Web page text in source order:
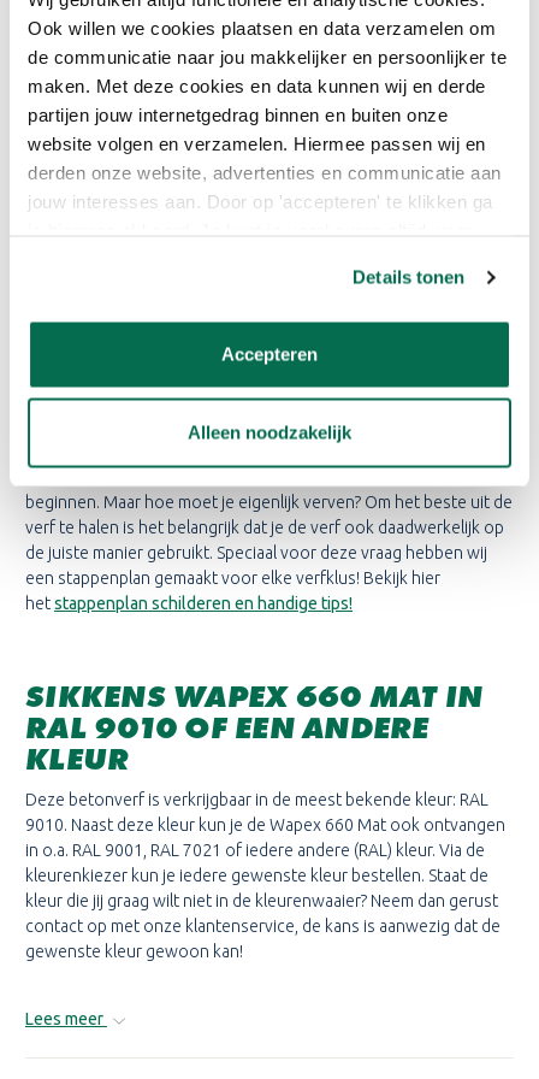
Ook willen we cookies plaatsen en data verzamelen om
de communicatie naar jou makkelijker en persoonlijker te
maken. Met deze cookies en data kunnen wij en derde
partijen jouw internetgedrag binnen en buiten onze
website volgen en verzamelen. Hiermee passen wij en
derden onze website, advertenties en communicatie aan
jouw interesses aan. Door op 'accepteren' te klikken ga
Details tonen
Accepteren
Alleen noodzakelijk
WAARMEE BRENG IK SIKKENS
WAPEX 660 MAT?
Het aanschaffen van goede verf is de basis van een goed
resultaat. Echter bepaalt de kwaliteit van de kwast en de roller
ook voor een groot deel het eindresultaat. Daarnaast zijn de
bepalend is welke roller of kwast je kiest. Bespaar hier alsjeblieft
HOE VERF IK MET DE SIKKENS
WAPEX 660 MAT?
beginnen. Maar hoe moet je eigenlijk verven? Om het beste uit de
verf te halen is het belangrijk dat je de verf ook daadwerkelijk op
de juiste manier gebruikt. Speciaal voor deze vraag hebben wij
een stappenplan gemaakt voor elke verfklus! Bekijk hier
hetstappenplan schilderen en handige tips!
SIKKENS WAPEX 660 MAT IN
RAL 9010 OF EEN ANDERE
KLEUR
Deze betonverf is verkrijgbaar in de meest bekende kleur: RAL
9010. Naast deze kleur kun je de Wapex 660 Mat ook ontvangen
in o.a. RAL 9001, RAL 7021 of iedere andere (RAL) kleur. Via de
kleurenkiezer kun je iedere gewenste kleur bestellen. Staat de
kleur die jij graag wilt niet in de kleurenwaaier? Neem dan gerust
contact op met onze klantenservice, de kans is aanwezig dat de
gewenste kleur gewoon kan!
Lees meer